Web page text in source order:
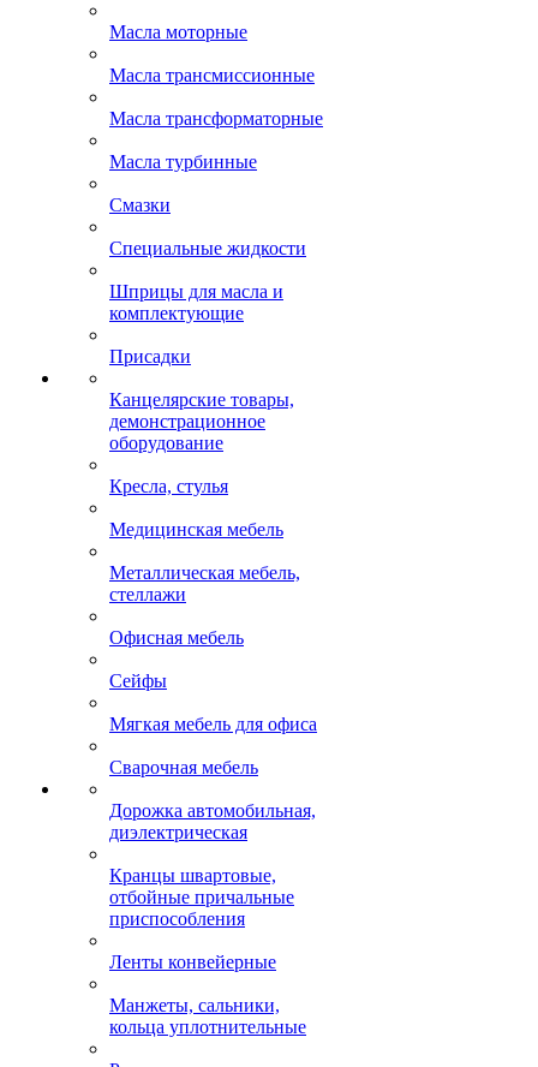
Масла моторные
Масла трансмиссионные
Масла трансформаторные
Масла турбинные
Смазки
Специальные жидкости
Шприцы для масла и
комплектующие
Присадки
Канцелярские товары,
демонстрационное
оборудование
Кресла, стулья
Медицинская мебель
Металлическая мебель,
стеллажи
Офисная мебель
Сейфы
Мягкая мебель для офиса
Сварочная мебель
Дорожка автомобильная,
диэлектрическая
Кранцы швартовые,
отбойные причальные
приспособления
Ленты конвейерные
Манжеты, сальники,
кольца уплотнительные